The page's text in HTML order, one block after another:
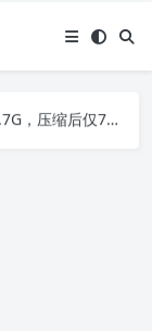
，覆盖全场景技能
展园即将亮相！
展园即将亮相！